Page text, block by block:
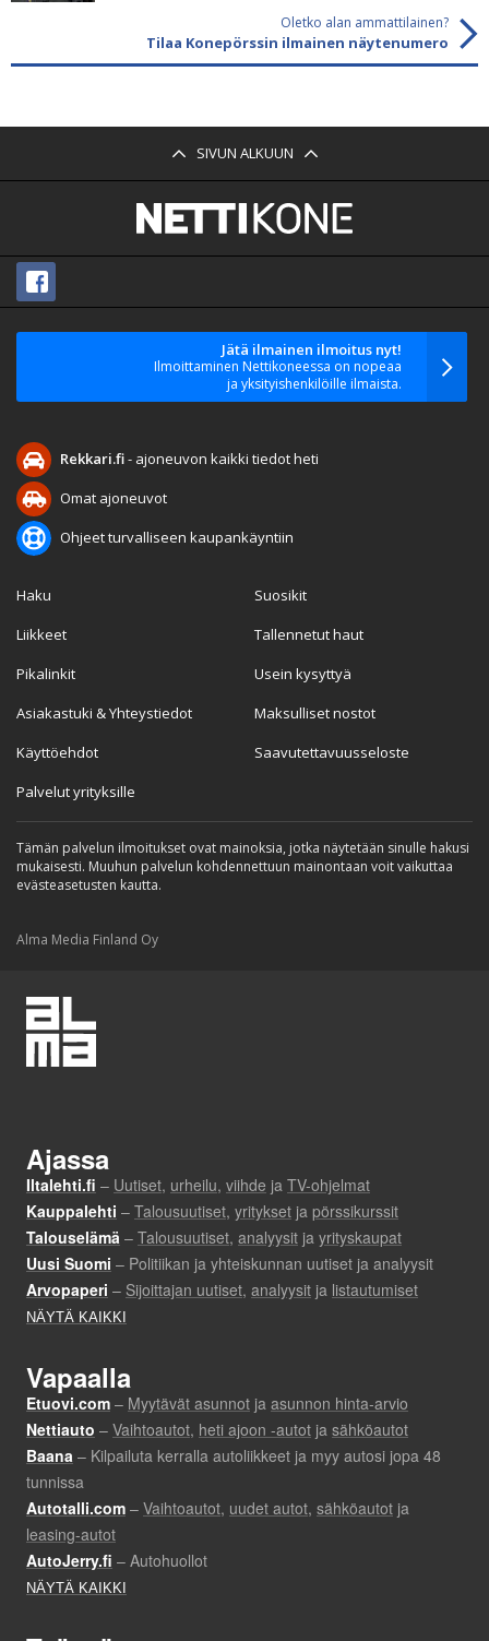
Oletko alan ammattilainen?
Tilaa Konepörssin ilmainen näytenumero
SIVUN ALKUUN
Jätä ilmainen ilmoitus nyt!
Ilmoittaminen Nettikoneessa on nopeaa
ja yksityishenkilöille ilmaista.
Rekkari.fi- ajoneuvon kaikki tiedot heti
Omat ajoneuvot
Ohjeet turvalliseen kaupankäyntiin
Haku
Liikkeet
Pikalinkit
Asiakastuki & Yhteystiedot
Käyttöehdot
Palvelut yrityksille
Suosikit
Tallennetut haut
Usein kysyttyä
Maksulliset nostot
Saavutettavuusseloste
Tämän palvelun ilmoitukset ovat mainoksia, jotka näytetään sinulle hakusi
mukaisesti. Muuhun palvelun kohdennettuun mainontaan voit vaikuttaa
evästeasetusten kautta.
Alma Media Finland Oy